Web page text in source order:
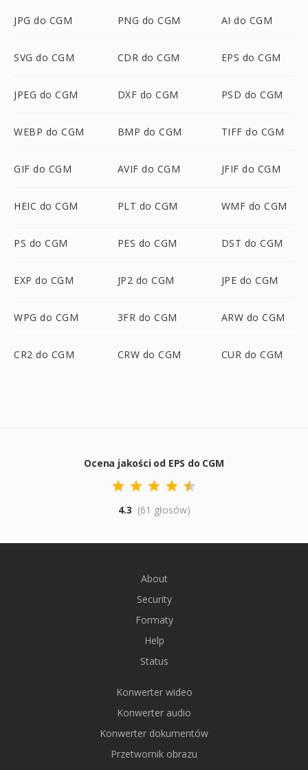
JPG do CGM PNG do CGM AI do CGM
SVG do CGM CDR do CGM EPS do CGM
JPEG do CGM DXF do CGM PSD do CGM
WEBP do CGM BMP do CGM TIFF do CGM
GIF do CGM AVIF do CGM JFIF do CGM
HEIC do CGM PLT do CGM WMF do CGM
PS do CGM PES do CGM DST do CGM
EXP do CGM JP2 do CGM JPE do CGM
WPG do CGM 3FR do CGM ARW do CGM
CR2 do CGM CRW do CGM CUR do CGM
Ocena jakości od EPS do CGM
4.3 (61 głosów)
About
Security
Formaty
Help
Status
Konwerter wideo
Konwerter audio
Konwerter dokumentów
Przetwornik obrazu